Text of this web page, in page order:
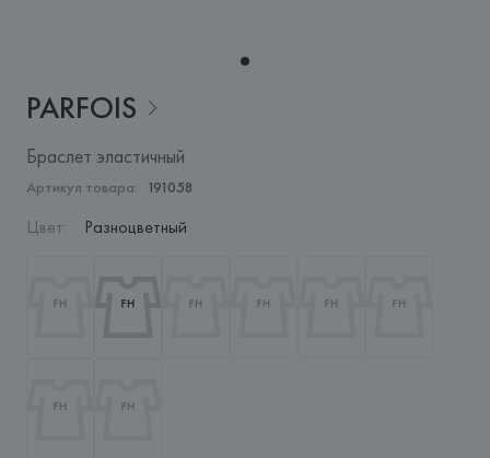
PARFOIS
Браслет эластичный
Артикул товара: 191058
Цвет: Разноцветный